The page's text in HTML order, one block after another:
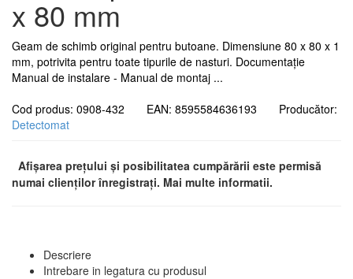
x 80 mm
Geam de schimb original pentru butoane. Dimensiune 80 x 80 x 1
mm, potrivita pentru toate tipurile de nasturi. Documentație
Manual de instalare - Manual de montaj ...
Cod produs: 0908-432 EAN: 8595584636193 Producător:
Detectomat
Afișarea prețului și posibilitatea cumpărării este permisă
numai clienților înregistrați. Mai multe informatii.
Descriere
Intrebare in legatura cu produsul